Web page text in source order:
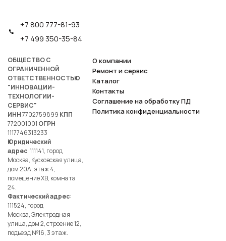
+7 800 777-81-93
+7 499 350-35-84
ОБЩЕСТВО С
ОГРАНИЧЕННОЙ
ОТВЕТСТВЕННОСТЬЮ
"ИННОВАЦИИ-
ТЕХНОЛОГИИ-
СЕРВИС"
ИНН7702759899 КПП
772001001 ОГРН
1117746313233
Юридический
адрес: 111141, город
Москва, Кусковская улица,
дом 20А, этаж 4,
помещение ХВ, комната
24.
Фактический адрес:
111524, город
Москва, Электродная
улица, дом 2, строение 12,
подъезд №16, 3 этаж.
О компании
Ремонт и сервис
Каталог
Контакты
Соглашение на обработку ПД
Политика конфиденциальности